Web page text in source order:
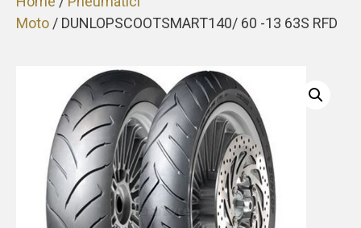
Moto / DUNLOPSCOOTSMART140/ 60 -13 63S RFD